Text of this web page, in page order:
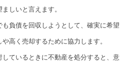
しいと言えます。
負債を回収しようとして、確実に希望
高く売却するために協力します。
しているときに不動産を処分すると、意